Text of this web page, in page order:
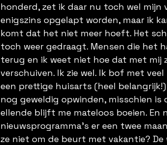
honderd, zet ik daar nu toch wel mijn
enigszins opgelapt worden, maar ik
komt dat het niet meer hoeft. Het
toch weer gedraagt. Mensen die het
terug en ik weet niet hoe dat met mij
verschuiven. Ik zie wel. Ik bof met
een prettige huisarts (heel
nog geweldig opwinden, misschien is
ellende blijft me mateloos boeien. En
nieuwsprogramma’s er een twee
ze niet om de beurt met vakantie?